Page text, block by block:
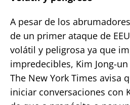
A pesar de los
de un primer ataque de
volátil y peligrosa ya que
impredecibles, Kim Jong-
The New York Times avisa
iniciar conversaciones con